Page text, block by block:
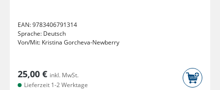
EAN:9783406791314
Sprache: Deutsch
Von/Mit: Kristina Gorcheva-Newberry
25,00 € inkl. MwSt.
Lieferzeit 1-2 Werktage